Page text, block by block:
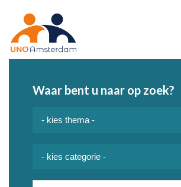
Waar bent u naar op zoek?